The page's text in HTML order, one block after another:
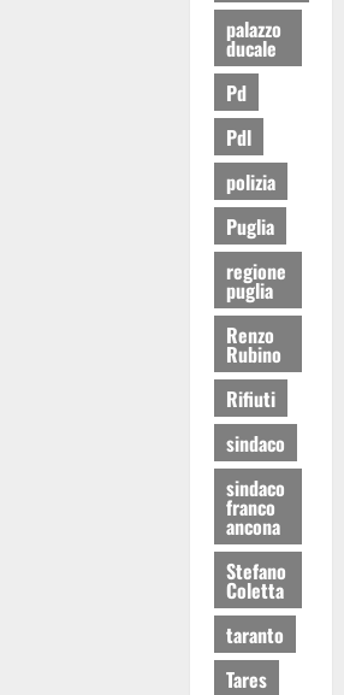
palazzo
ducale
Pd
Pdl
polizia
Puglia
regione
puglia
Renzo
Rubino
Rifiuti
sindaco
sindaco
franco
ancona
Stefano
Coletta
taranto
Tares